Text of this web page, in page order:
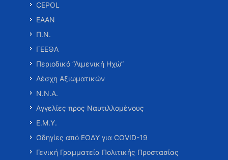
CEPOL
ΕΑΑΝ
Π.Ν.
ΓΕΕΘΑ
Περιοδικό “Λιμενική Ηχώ”
Λέσχη Αξιωματικών
Ν.Ν.Α.
Αγγελίες προς Ναυτιλλομένους
Ε.Μ.Υ.
Οδηγίες από ΕΟΔΥ για COVID-19
Γενική Γραμματεία Πολιτικής Προστασίας